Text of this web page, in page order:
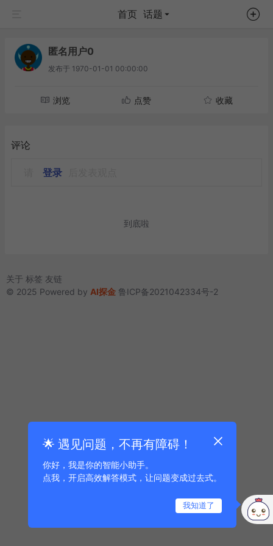
首页 话题
匿名用户0
发布于 1970-01-01 00:00:00
浏览 点赞 收藏
评论
登录
到底啦
关于 标签 友链
© 2025 Powered by AI探金 鲁ICP备2021042334号-2
🌟 遇见问题，不再有障碍！
你好，我是你的智能小助手。
点我，开启高效解答模式，让问题变成过去式。
我知道了